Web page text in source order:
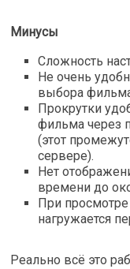
Минусы
Сложность
Не очень
выбора
Прокрутки
фильма через
(этот
сервере).
Нет
времени до
При
нагружается
Реально всё это